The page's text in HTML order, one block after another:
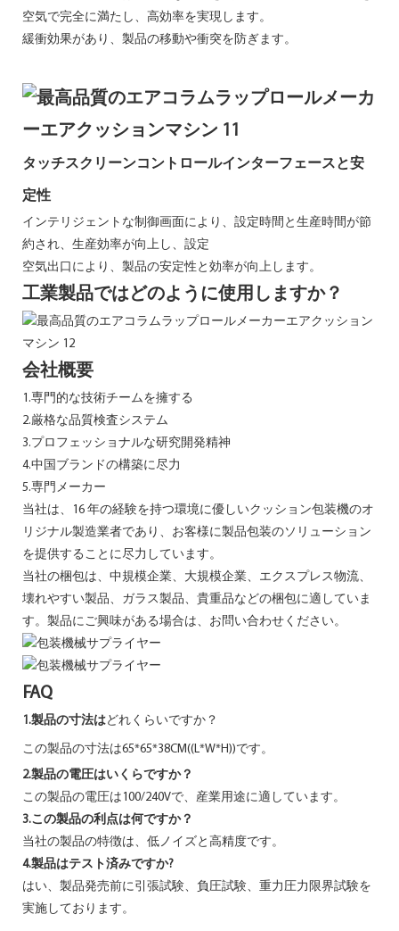
空気で完全に満たし、高効率を実現します。
緩衝効果があり、製品の移動や衝突を防ぎます。
タッチスクリーンコントロールインターフェースと安
定性
インテリジェントな制御画面により、設定時間と生産時間が節
約され、生産効率が向上し、設定
空気出口により、製品の安定性と効率が向上します。
工業製品ではどのように使用しますか？
会社概要
1.専門的な技術チームを擁する
2.厳格な品質検査システム
3.プロフェッショナルな研究開発精神
4.中国ブランドの構築に尽力
5.専門メーカー
当社は、16 年の経験を持つ環境に優しいクッション包装機のオ
リジナル製造業者であり、お客様に製品包装のソリューション
を提供することに尽力しています。
当社の梱包は、中規模企業、大規模企業、エクスプレス物流、
壊れやすい製品、ガラス製品、貴重品などの梱包に適していま
す。製品にご興味がある場合は、お問い合わせください。
FAQ
1.製品の寸法はどれくらいですか？
この製品の寸法は65*65*38CM((L*W*H))です。
2.製品の電圧はいくらですか？
この製品の電圧は100/240Vで、産業用途に適しています。
3.この製品の利点は何ですか？
当社の製品の特徴は、低ノイズと高精度です。
4.製品はテスト済みですか?
はい、製品発売前に引張試験、負圧試験、重力圧力限界試験を
実施しております。